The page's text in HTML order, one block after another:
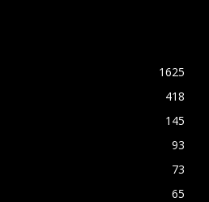
1625
418
145
93
73
65